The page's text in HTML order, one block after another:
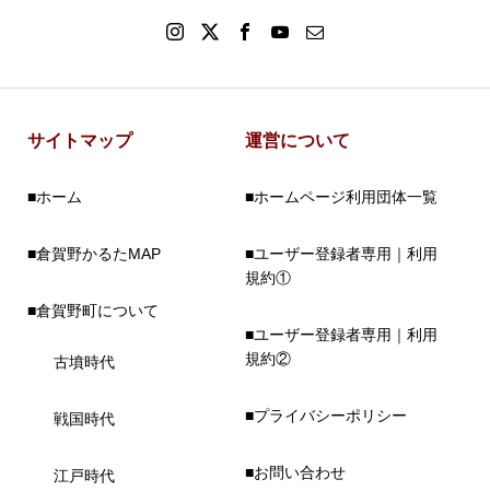
サイトマップ
■ホーム
■倉賀野かるたMAP
■倉賀野町について
古墳時代
戦国時代
江戸時代
運営について
■ホームページ利用団体一覧
■ユーザー登録者専用｜利用
規約①
■ユーザー登録者専用｜利用
規約②
■プライバシーポリシー
■お問い合わせ